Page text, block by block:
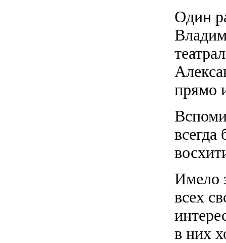
Один
прямо
Имело
всех
в них